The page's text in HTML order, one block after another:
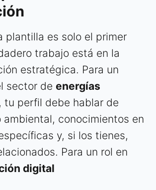
plantilla es solo el primer
trabajo está en la
estratégica. Para un
sector de energías
, tu perfil debe hablar de
ambiental, conocimientos en
y, si los tienes,
Para un rol en
digital